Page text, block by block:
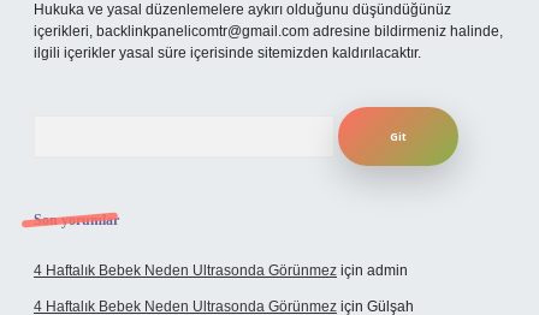
Hukuka ve yasal düzenlemelere aykırı olduğunu düşündüğünüz
içerikleri, backlinkpanelicomtr@gmail.com adresine bildirmeniz halinde,
ilgili içerikler yasal süre içerisinde sitemizden kaldırılacaktır.
Son yorumlar
4 Haftalık Bebek Neden Ultrasonda Görünmez için admin
4 Haftalık Bebek Neden Ultrasonda Görünmez için Gülşah